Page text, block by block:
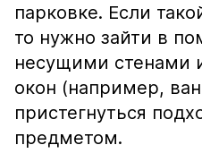
парковке. Если
то нужно зайти в
несущими стенами
окон (например,
пристегнуться
предметом.